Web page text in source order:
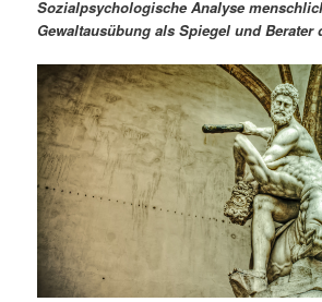
r
e
n
I
n
d
ä
r
e
n
n
a
a
t
i
o
n
Sozialpsychologische Analyse
Gewaltausübung als Spiegel und Berater